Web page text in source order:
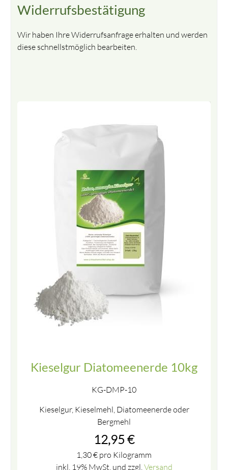
Widerrufsbestätigung
Wir haben Ihre Widerrufsanfrage erhalten und werden
diese schnellstmöglich bearbeiten.
Kieselgur Diatomeenerde 10kg
KG-DMP-10
Kieselgur, Kieselmehl, Diatomeenerde oder
Bergmehl
12,95 €
1,30€ pro Kilogramm
inkl. 19% MwSt. und zzgl. Versand